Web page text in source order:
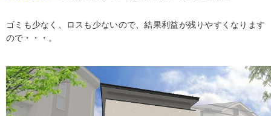
ゴミも少なく、ロスも少ないので、結果利益が残りやすくなります
ので・・・。